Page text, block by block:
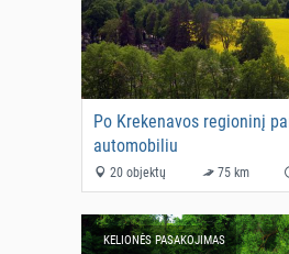
Po Krekenavos regioninį
automobiliu
20 objektų 75 km
KELIONĖS PASAKOJIMAS